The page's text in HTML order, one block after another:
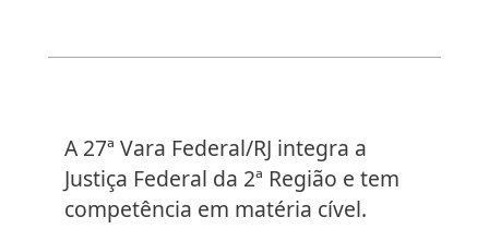
A 27ª Vara Federal/RJ integra a
Justiça Federal da 2ª Região e tem
competência em matéria cível.